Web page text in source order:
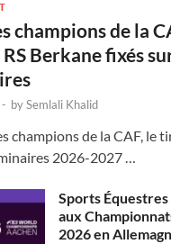
champions de la
RS Berkane fixés
- bySemlali Khalid
champions de la CAF, le
2026-2027 …
Sports
aux
2026 en